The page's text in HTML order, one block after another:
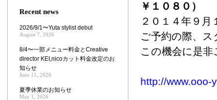
￥１０８０）
２０１４年９月
ご予約の際、
この機会に是
http://www.ooo-
Recent news
2026/9/1〜Yuta stylist debut
August 7, 2026
8/4〜一部メニュー料金とCreative
director KEI,nicoカット料金改定のお
知らせ
June 11, 2026
夏季休業のお知らせ
May 1, 2026